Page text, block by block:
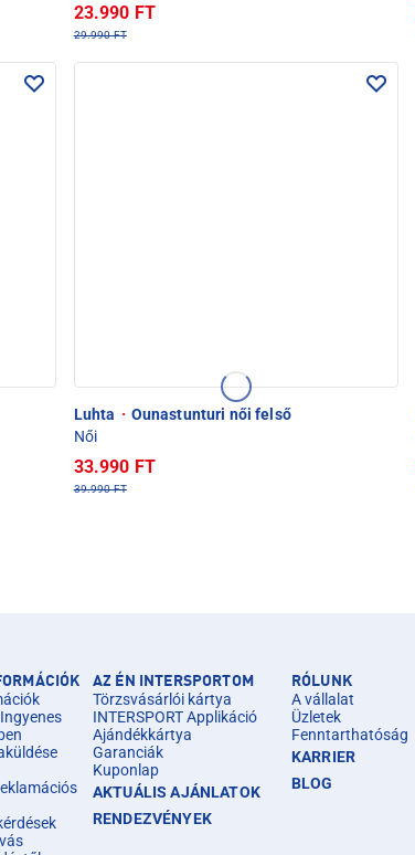
23.990 FT
29.990 FT
Luhta · Ounastunturi női felső
Női
33.990 FT
39.990 FT
AZ ÉN INTERSPORTOM
Törzsvásárlói kártya
INTERSPORT Applikáció
Ajándékkártya
Garanciák
Kuponlap
AKTUÁLIS AJÁNLATOK
RENDEZVÉNYEK
RÓLUNK
A vállalat
Üzletek
Fenntarthatóság
KARRIER
BLOG